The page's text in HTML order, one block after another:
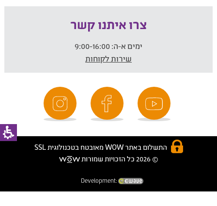
צרו איתנו קשר
ימים א-ה:
שירות לקוחות
התשלום באתר WOW מאובטח בטכנולוגית SSL
© 2026 כל הזכויות שמורות
Development: